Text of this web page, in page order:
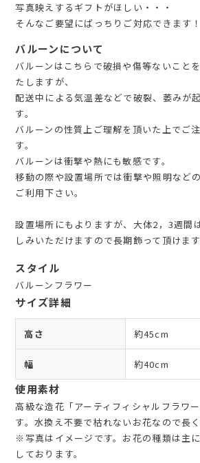
写真映えするギフトがほしい・・・
そんなご要望にばっちりご対応できます！
バルーンについて
バルーンはこちらで破損や傷等ないこと
たしますが、
配送中による気温差などで破裂、萎みが
す。
バルーンの性質上ご理解を頂いた上でご
す。
バルーンは衝撃や熱にも敏感です。
移動の際や設置場所では衝撃や照明など
ご利用下さい。
設置場所にもよりますが、大体2，3週間
しみいただけますので長期飾って頂けます
スタイル
バルーンフラワー
サイズ詳細
高さ 約45cm
幅 約40cm
使用素材
高級な造花「アーティフィシャルフラワ
す。水換え不要で枯れないお花なので長く
※写真はイメージです。お花の種類は主
しております。